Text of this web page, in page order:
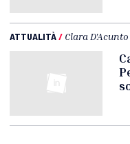
ATTUALITÀ/ Clara D'Acunto